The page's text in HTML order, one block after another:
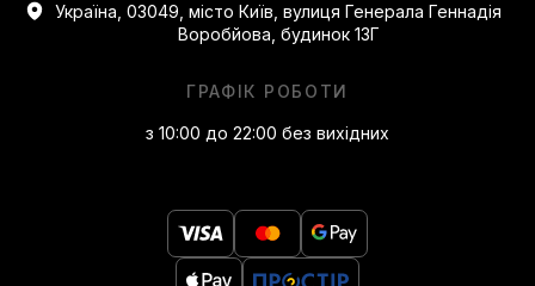
Україна, 03049, місто Київ, вулиця Генерала Геннадія
Воробйова, будинок 13Г
ГРАФІК РОБОТИ
з 10:00 до 22:00 без вихідних